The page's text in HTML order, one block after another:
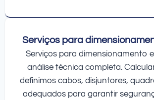
Serviços para
Serviços para dimensionamento
análise técnica completa.
definimos cabos, disjuntores,
adequados para garantir